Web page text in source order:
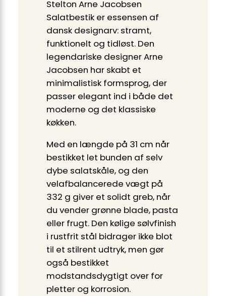
Stelton Arne Jacobsen
Salatbestik er essensen af
dansk designarv: stramt,
funktionelt og tidløst. Den
legendariske designer Arne
Jacobsen har skabt et
minimalistisk formsprog, der
passer elegant ind i både det
moderne og det klassiske
køkken.
Med en længde på 31 cm når
bestikket let bunden af selv
dybe salatskåle, og den
velafbalancerede vægt på
332 g giver et solidt greb, når
du vender grønne blade, pasta
eller frugt. Den kølige sølvfinish
i rustfrit stål bidrager ikke blot
til et stilrent udtryk, men gør
også bestikket
modstandsdygtigt over for
pletter og korrosion.